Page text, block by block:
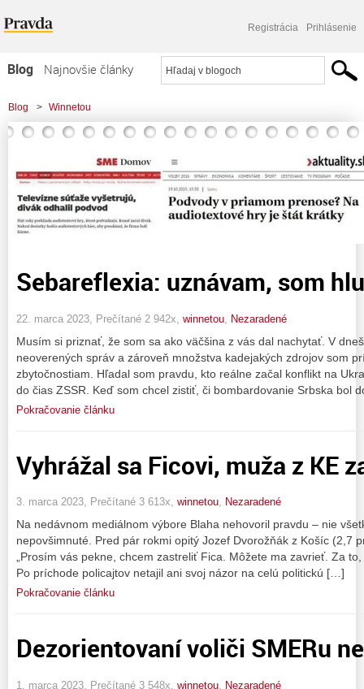
Registrácia Prihlásenie
Blog
Najnovšie články
Najčítanejšie články
Najkomentovanejšie články
Zoznam blogov
Komerčné blogy
Blog > Winnetou
Sebareflexia: uznávam, som
22. marca 2023, Prečítané 2 942x, winnetou Nezaradené
Musím si priznať, že som sa ako väčšina z vás dal nachytať. V
neoverených správ a zároveň množstva kadejakých zdrojov som
zbytočnostiam. Hľadal som pravdu, kto reálne začal konflikt na
do čias ZSSR. Keď som chcel zistiť, či bombardovanie Srbska bol
Pokračovanie článku
Vyhrážal sa Ficovi, muža z KE
3. marca 2023, Prečítané 3 613x, winnetou, Nezaradené
Na nedávnom mediálnom výbore Blaha nehovoril pravdu – nie
nepovšimnuté. Pred pár rokmi opitý Jozef Dvorožňák z Košíc (2,7
„Prosím vás pekne, chcem zastreliť Fica. Môžete ma zavrieť. Za
Po príchode policajtov netajil ani svoj názor na celú politickú […]
Pokračovanie článku
Dezorientovaní voliči SMERu
1. marca 2023, Prečítané 3 548x, winnetou Nezaradené